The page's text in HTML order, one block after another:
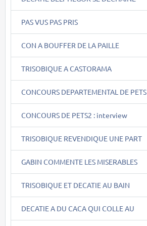
PAS VUS PAS PRIS
CON A BOUFFER DE LA PAILLE
TRISOBIQUE A CASTORAMA
CONCOURS DEPARTEMENTAL DE PETS
CONCOURS DE PETS2 : interview
TRISOBIQUE REVENDIQUE UNE PART
GABIN COMMENTE LES MISERABLES
TRISOBIQUE ET DECATIE AU BAIN
DECATIE A DU CACA QUI COLLE AU